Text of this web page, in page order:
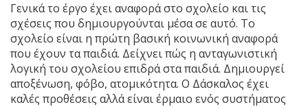
Γενικά το έργο έχει αναφορά στο σχολείο και τις
σχέσεις που δημιουργούνται μέσα σε αυτό. Το
σχολείο είναι η πρώτη βασική κοινωνική αναφορά
που έχουν τα παιδιά. Δείχνει πώς η ανταγωνιστική
λογική του σχολείου επιδρά στα παιδιά. Δημιουργεί
αποξένωση, φόβο, ατομικότητα. Ο Δάσκαλος έχει
καλές προθέσεις αλλά είναι έρμαιο ενός συστήματος